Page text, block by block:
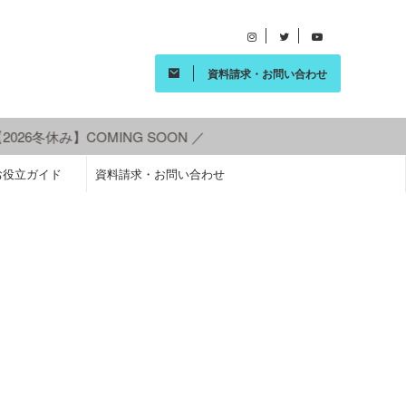
資料請求・お問い合わせ
冬休み】COMING SOON ／
立ガイド 資料請求・お問い合わせ